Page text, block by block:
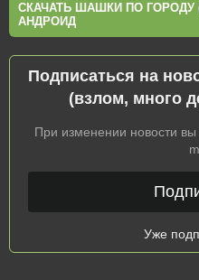
СКАЧАТЬ ШАШКИ ПО ГОРОДУ
АНДРОИД
Подписаться на
(взлом, много
При изменении новости
Уже